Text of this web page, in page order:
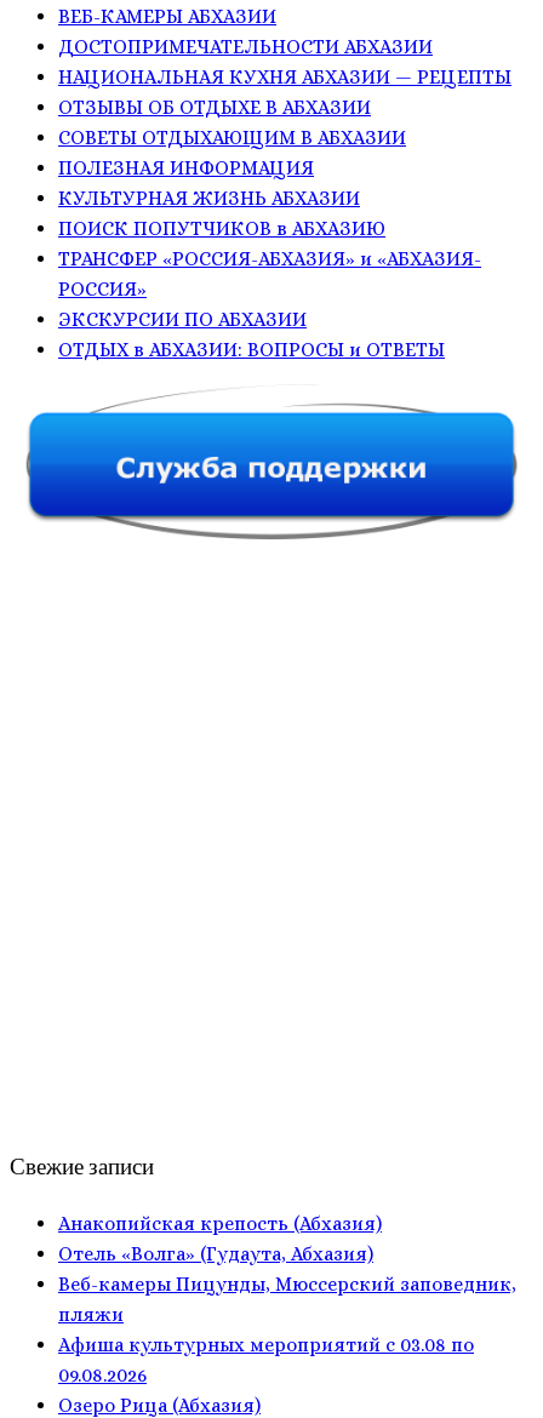
ВЕБ-КАМЕРЫ АБХАЗИИ
ДОСТОПРИМЕЧАТЕЛЬНОСТИ АБХАЗИИ
НАЦИОНАЛЬНАЯ КУХНЯ АБХАЗИИ — РЕЦЕПТЫ
ОТЗЫВЫ ОБ ОТДЫХЕ В АБХАЗИИ
СОВЕТЫ ОТДЫХАЮЩИМ В АБХАЗИИ
ПОЛЕЗНАЯ ИНФОРМАЦИЯ
КУЛЬТУРНАЯ ЖИЗНЬ АБХАЗИИ
ПОИСК ПОПУТЧИКОВ в АБХАЗИЮ
ТРАНСФЕР «РОССИЯ-АБХАЗИЯ» и «АБХАЗИЯ-
РОССИЯ»
ЭКСКУРСИИ ПО АБХАЗИИ
ОТДЫХ в АБХАЗИИ: ВОПРОСЫ и ОТВЕТЫ
Свежие записи
Анакопийская крепость (Абхазия)
Отель «Волга» (Гудаута, Абхазия)
Веб-камеры Пицунды, Мюссерский заповедник,
пляжи
Афиша культурных мероприятий с 03.08 по
09.08.2026
Озеро Рица (Абхазия)